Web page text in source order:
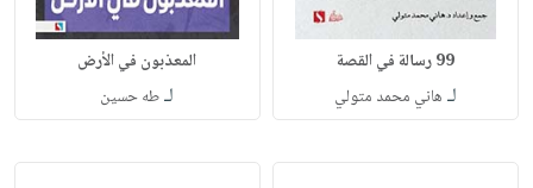
99 رسالة في القصة
لـ هاني محمد متولي
المعذبون في الأرض
لـطه حسين